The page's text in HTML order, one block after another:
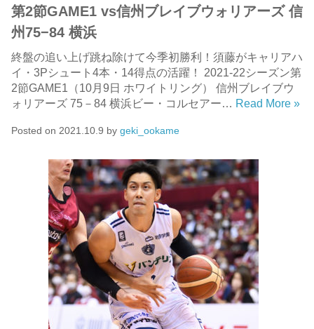
第2節GAME1 vs信州ブレイブウォリアーズ 信
州75−84 横浜
終盤の追い上げ跳ね除けて今季初勝利！須藤がキャリアハ
イ・3Pシュート4本・14得点の活躍！ 2021-22シーズン第
2節GAME1（10月9日 ホワイトリング） 信州ブレイブウ
ォリアーズ 75－84 横浜ビー・コルセアー… Read More »
Posted on 2021.10.9 by geki_ookame